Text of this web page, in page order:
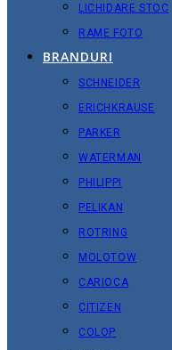
LICHIDARE STOC
RAME FOTO
BRANDURI
SCHNEIDER
ERICHKRAUSE
PARKER
WATERMAN
PHILIPPI
PELIKAN
ROTRING
MOLOTOW
CARIOCA
CITIZEN
COLOP